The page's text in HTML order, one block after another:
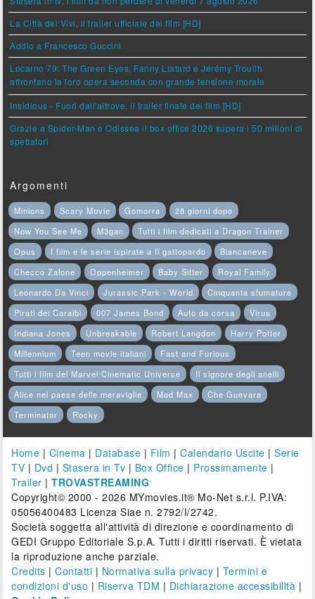
La Città dei Vivi, il trailer ufficiale del film [HD]
Addio a Francesco Guccini
Locarno 79: The Green Eyes, Fanny Liatard e Jérémy Trouilh
affrontano la loro opera seconda con grande tensione morale
Insidious - Fuori dall'altrove, il trailer finale del film [HD]
Grazie a Spider-Man e Odissea il box office 2026 supera i 50 milioni di
spettatori
Argomenti
Minions Scary Movie Gomorra
28 giorni dopo
Now You See Me
M3gan
Tutti i film dedicati a Dragon Trainer
Opus
I film e le serie ispirate a Il gattopardo
Biancaneve
Checco Zalone
Oppenheimer Baby Sitter
Royal Family
Leonardo Da Vinci
Jurassic Park - World
Cinquanta sfumature
Pirati dei Caraibi
007 James Bond Auto da corsa
Virus
Indiana Jones
Unbreakable Robert Langdon
Harry Potter
Millennium
Teen movie italiani
Fast and Furious
Tutti i film del Marvel Cinematic Universe
Il signore degli anelli
Alice nel paese delle meraviglie
Mad Max
Che Guevara
Terminator
Rocky
Home | Cinema | Database | Film |Calendario Uscite |Serie
TV | Dvd | Stasera in Tv | Box Office | Prossimamente |
Trailer |TROVASTREAMING
Copyright© 2000 - 2026 MYmovies.it® Mo-Net s.r.l. P.IVA:
05056400483 Licenza Siae n. 2792/I/2742.
Società soggetta all'attività di direzione e coordinamento di
GEDI Gruppo Editoriale S.p.A. Tutti i diritti riservati. È vietata
la riproduzione anche parziale.
Credits |Contatti | Normativa sulla privacy | Termini e
condizioni d'uso | Riserva TDM | Dichiarazione accessibilità |